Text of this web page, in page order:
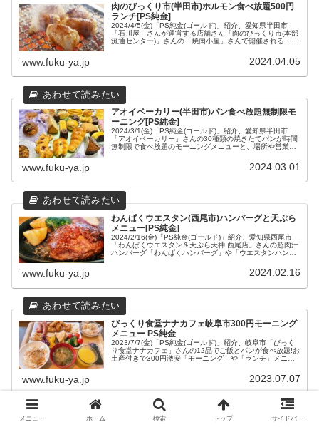
肉のびっくり市(半田市)ホルモン食べ放題500円
ランチ[PS純金]
2024/4/5(金)「PS純金(ゴールド)」紹介、愛知県半田市
「石川屋」さんが運営する店舗さん「肉のびっくり市(本部
流通センター)」さんの「焼肉小屋」さんで開催される、鮮
500円！についてと、場所や営業時間などの店舗情報をま
www.fuku-ya.jp 2024.04.05
アオイベーカリー(半田市)パン食べ放題無制限モ
ーニング[PS純金]
2024/3/1(金)「PS純金(ゴールド)」紹介、愛知県半田市
「アオイベーカリー」さんの30種類の焼きたてパンが時間
無制限で食べ放題のモーニングメニューと、場所や営業時
www.fuku-ya.jp 2024.03.01
わんぱくウエスタン(西尾市)ハンバーグと天ぷら
メニュー[PS純金]
2024/2/16(金)「PS純金(ゴールド)」紹介、愛知県西尾市
「わんぱくウエスタン＆天ぷら天神 西尾店」さんの超肉汁
ハンバーグ「わんぱくハンバーグ」や「ウエスタンハンバ
両方味わえる平日ランチなどのメニューと、場所や営業時
www.fuku-ya.jp 2024.02.16
びっくり食堂ナナカフェ岐阜市300円モーニング
メニュー PS純金
2023/7/7(金)「PS純金(ゴールド)」紹介、岐阜市「びっく
り食堂ナナカフェ」さんの12品でご飯とパンが食べ放題!お
土産付きで300円激安「モーニング」や「ランチ」メニュ
まとめてみました。食材無料配布や子供さんが無料で食べ
られるチケット、お得な情報がGETできるアプリについて
も。
www.fuku-ya.jp 2023.07.07
メニュー ホーム 検索 トップ サイドバー